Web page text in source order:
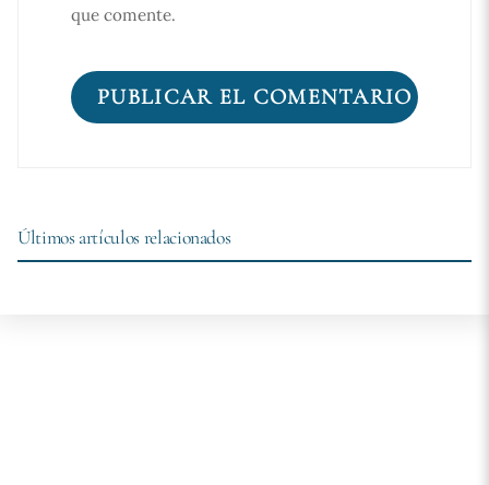
que comente.
Últimos artículos relacionados